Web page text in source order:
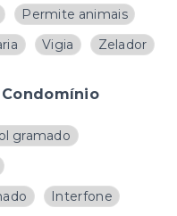
Permite animais
Vigia Zelador
gramado
Interfone